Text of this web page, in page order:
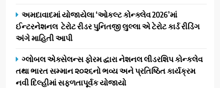
અમદાવાદમાં યોજાયેલા ‘ઓકલ્ટ કોન્ક્લેવ 2026’માં
ઈન્ટરનેશનલ ટેરોટ રીડર પુનિતજી લુલ્લા એ ટેરોટ કાર્ડ રીડિંગ
અંગે માહિતી આપી
ગ્લોબલ એક્સેલન્સ ફોરમ દ્વારા નેશનલ લીડરશિપ કોન્કલેવ
તથા ભારત સમ્માન ૨૦૨૬નો ભવ્ય અને પ્રતિષ્ઠિત કાર્યક્રમ
નવી દિલ્હીમાં સફળતાપૂર્વક યોજાયો